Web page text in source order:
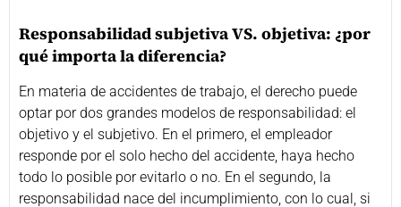
Responsabilidad subjetiva VS. objetiva: ¿por
qué importa la diferencia?
En materia de accidentes de trabajo, el derecho puede
optar por dos grandes modelos de responsabilidad: el
objetivo y el subjetivo. En el primero, el empleador
responde por el solo hecho del accidente, haya hecho
todo lo posible por evitarlo o no. En el segundo, la
responsabilidad nace del incumplimiento, con lo cual, si